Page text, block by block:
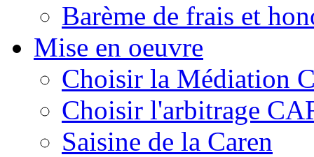
Barème de frais et
Mise en oeuvre
Choisir la Médiation
Choisir l'arbitrage
Saisine de la Caren